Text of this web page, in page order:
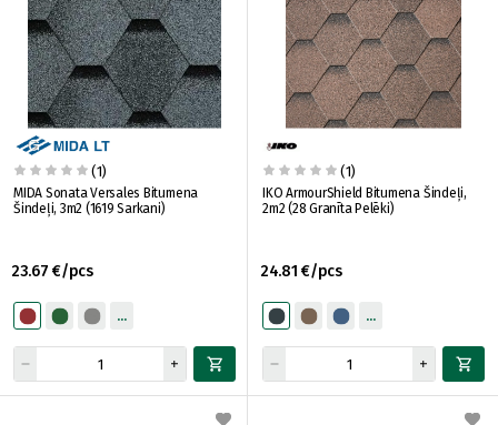
(1)
MIDA Sonata Versales Bitumena
Šindeļi, 3m2 (1619 Sarkani)
23.67 €/pcs
(1)
IKO ArmourShield Bitumena Šindeļi,
2m2 (28 Granīta Pelēki)
24.81 €/pcs